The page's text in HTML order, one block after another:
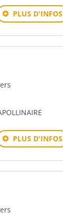
PLUS D'INFOS
PLUS D'INFOS